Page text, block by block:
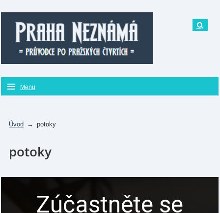
Menu
Úvod → potoky
potoky
Zúčastněte se